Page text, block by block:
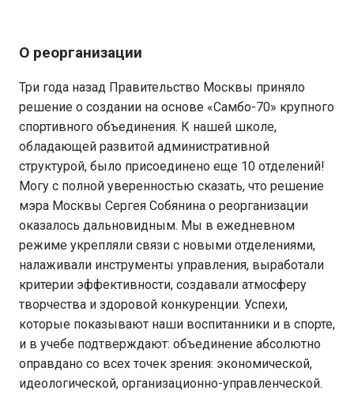
О реорганизации
Три года назад Правительство Москвы приняло
решение о создании на основе «Самбо-70» крупного
спортивного объединения. К нашей школе,
обладающей развитой административной
структурой, было присоединено еще 10 отделений!
Могу с полной уверенностью сказать, что решение
мэра Москвы Сергея Собянина о реорганизации
оказалось дальновидным. Мы в ежедневном
режиме укрепляли связи с новыми отделениями,
налаживали инструменты управления, выработали
критерии эффективности, создавали атмосферу
творчества и здоровой конкуренции. Успехи,
которые показывают наши воспитанники и в спорте,
и в учебе подтверждают: объединение абсолютно
оправдано со всех точек зрения: экономической,
идеологической, организационно-управленческой.